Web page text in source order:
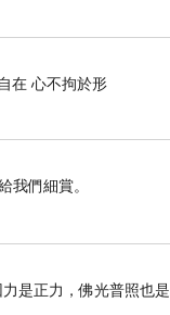
在 心不拘於形
我們細賞。
是正力，佛光普照也是